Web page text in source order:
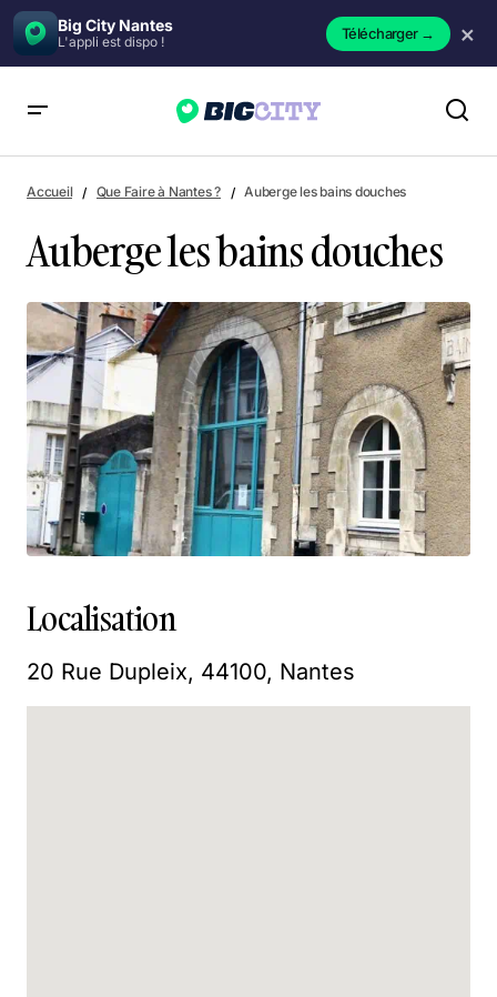
Big City Nantes
L'appli est dispo ! Télécharger→ ×
Accueil Que Faire à Nantes ? Auberge les bains douches
Auberge les bains douches
Localisation
20 Rue Dupleix, 44100, Nantes